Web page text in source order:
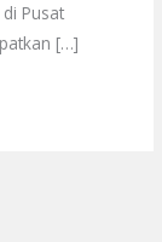
Pusat
[…]